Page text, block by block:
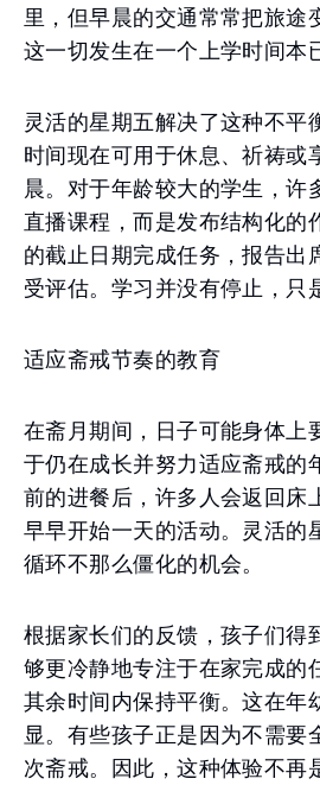
里，但早晨的交通常常把旅途
这一切发生在一个上学时间本
灵活的星期五解决了这种不平
时间现在可用于休息、祈祷或
晨。对于年龄较大的学生，许
直播课程，而是发布结构化的
的截止日期完成任务，报告出
受评估。学习并没有停止，只
适应斋戒节奏的教育
在斋月期间，日子可能身体上
于仍在成长并努力适应斋戒的
前的进餐后，许多人会返回床
早早开始一天的活动。灵活的
循环不那么僵化的机会。
根据家长们的反馈，孩子们得
够更冷静地专注于在家完成的
其余时间内保持平衡。这在年
显。有些孩子正是因为不需要
次斋戒。因此，这种体验不再